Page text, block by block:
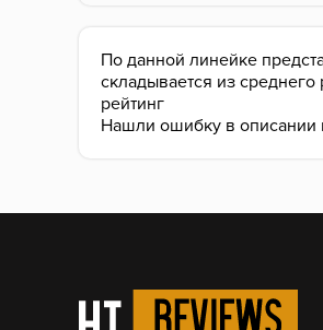
По данной линейке
складывается из
рейтинг
Нашли ошибку в описании